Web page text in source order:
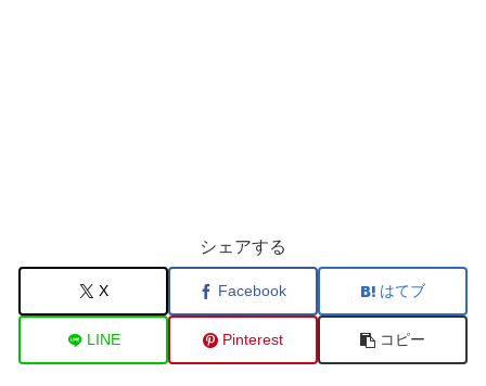
シェアする
X Facebook はてブ
LINE Pinterest コピー